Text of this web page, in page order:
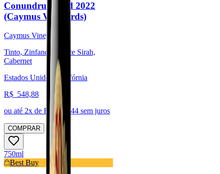
Conundrum Red 2022
(Caymus Vineyards)
Caymus Vineyards
Tinto, Zinfandel, Petite Sirah,
Cabernet
Estados Unidos, Califórnia
R$ 548,88
ou até 2x de R$ 274,44 sem juros
COMPRAR
750ml
Best Buy